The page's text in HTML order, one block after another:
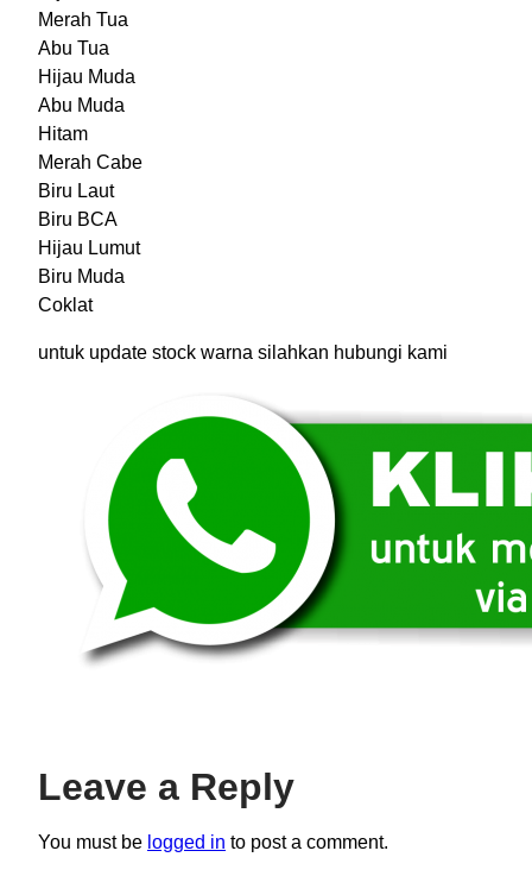
Merah Tua
Abu Tua
Hijau Muda
Abu Muda
Hitam
Merah Cabe
Biru Laut
Biru BCA
Hijau Lumut
Biru Muda
Coklat
untuk update stock warna silahkan hubungi kami
Leave a Reply
You must be logged in to post a comment.